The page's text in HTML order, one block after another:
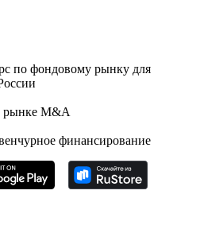
журнал
по фондовому рынку для
рынке M&A